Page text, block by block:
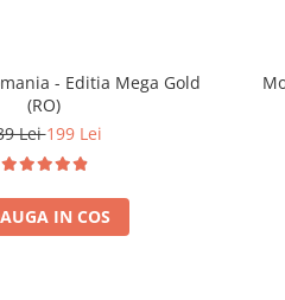
- Editia Mega Gold
(RO)
Lei199 Lei
IN COS